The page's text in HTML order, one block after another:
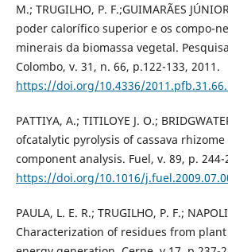
M.; TRUGILHO, P. F.;GUIMARÃES
poder calorífico superior e os compo-
minerais da biomassa vegetal.
Colombo, v. 31, n. 66, p.122-133, 2011.
https://doi.org/10.4336/
PATTIYA, A.; TITILOYE J. O.;
ofcatalytic pyrolysis of cassava
component analysis. Fuel, v. 89, p. 244-
https://doi.org/10.1016/
PAULA, L. E. R.; TRUGILHO, P. F.;
Characterization of residues from